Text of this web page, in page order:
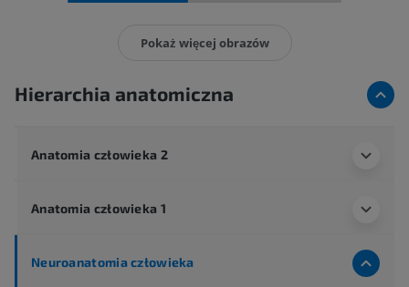
Pokaż więcej obrazów
Hierarchia anatomiczna
Anatomia człowieka 2
Anatomia człowieka 1
Neuroanatomia człowieka